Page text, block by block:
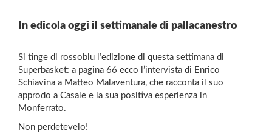
In edicola oggi il settimanale di pallacanestro
Si tinge di rossoblu l’edizione di questa settimana di
Superbasket: a pagina 66 ecco l’intervista di Enrico
Schiavina a Matteo Malaventura, che racconta il suo
approdo a Casale e la sua positiva esperienza in
Monferrato.
Non perdetevelo!